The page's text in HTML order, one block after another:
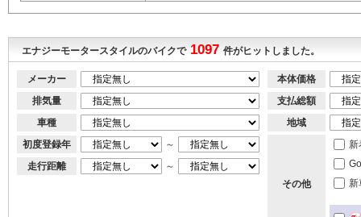
エナジーモータースタイルのバイクで 1097 件がヒットしました。
メーカー
排気量
車種
初度登録年
～
走行距離
～
本体価格
支払総額
地域
その他
新
新